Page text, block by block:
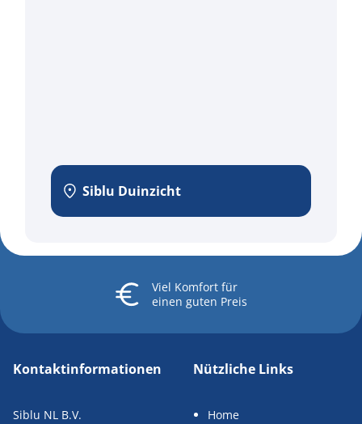
Siblu Duinzicht
Viel Komfortfür
einen guten Preis
Kontaktinformationen
Siblu NL B.V.
Nützliche Links
Home